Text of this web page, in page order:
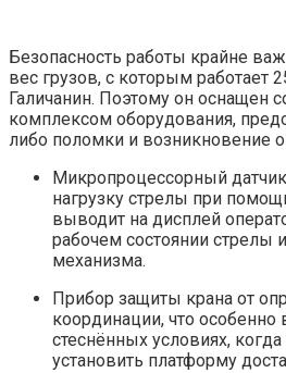
Безопасность работы крайне
вес грузов, с которым работает
Галичанин. Поэтому он оснащен
комплексом оборудования,
либо поломки и возникновение
Микропроцессорный
нагрузку стрелы при
выводит на дисплей
рабочем состоянии стрелы
механизма.
Прибор защиты крана от
координации, что особенно
стеснённых условиях,
установить платформу